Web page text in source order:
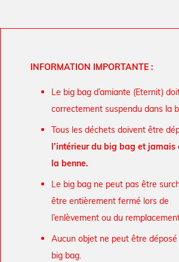
INFORMATION IMPORTANTE :
Le big bag d’amiante (Eternit)
correctement suspendu dans la
Tous les déchets doivent être
l’intérieur du big bag et jamais
la benne.
Le big bag ne peut pas être
être entièrement fermé lors de
l’enlèvement ou du
Aucun objet ne peut être
big bag.